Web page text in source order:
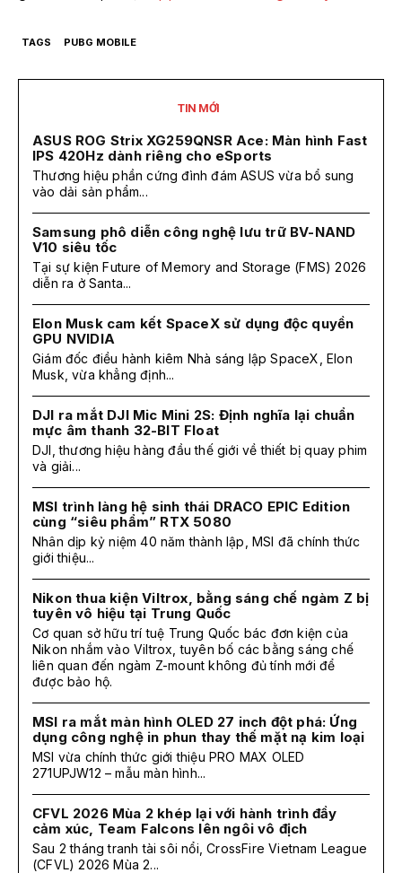
TAGS PUBG MOBILE
TIN MỚI
ASUS ROG Strix XG259QNSR Ace: Màn hình Fast
IPS 420Hz dành riêng cho eSports
Thương hiệu phần cứng đình đám ASUS vừa bổ sung
vào dải sản phẩm...
Samsung phô diễn công nghệ lưu trữ BV-NAND
V10 siêu tốc
Tại sự kiện Future of Memory and Storage (FMS) 2026
diễn ra ở Santa...
Elon Musk cam kết SpaceX sử dụng độc quyền
GPU NVIDIA
Giám đốc điều hành kiêm Nhà sáng lập SpaceX, Elon
Musk, vừa khẳng định...
DJI ra mắt DJI Mic Mini 2S: Định nghĩa lại chuẩn
mực âm thanh 32-BIT Float
DJI, thương hiệu hàng đầu thế giới về thiết bị quay phim
và giải...
MSI trình làng hệ sinh thái DRACO EPIC Edition
cùng “siêu phẩm” RTX 5080
Nhân dịp kỷ niệm 40 năm thành lập, MSI đã chính thức
giới thiệu...
Nikon thua kiện Viltrox, bằng sáng chế ngàm Z bị
tuyên vô hiệu tại Trung Quốc
Cơ quan sở hữu trí tuệ Trung Quốc bác đơn kiện của
Nikon nhắm vào Viltrox, tuyên bố các bằng sáng chế
liên quan đến ngàm Z-mount không đủ tính mới để
được bảo hộ.
MSI ra mắt màn hình OLED 27 inch đột phá: Ứng
dụng công nghệ in phun thay thế mặt nạ kim loại
MSI vừa chính thức giới thiệu PRO MAX OLED
271UPJW12 – mẫu màn hình...
CFVL 2026 Mùa 2 khép lại với hành trình đầy
cảm xúc, Team Falcons lên ngôi vô địch
Sau 2 tháng tranh tài sôi nổi, CrossFire Vietnam League
(CFVL) 2026 Mùa 2...